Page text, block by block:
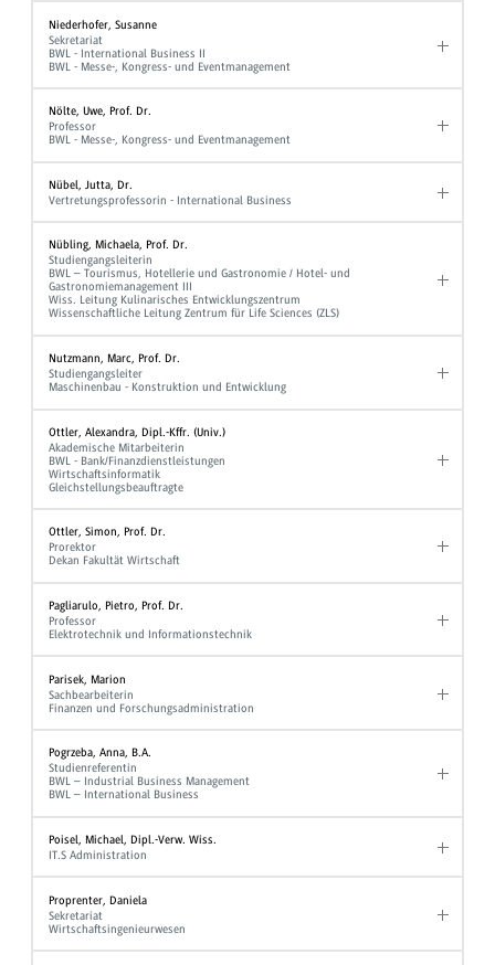
Niederhofer, Susanne
Sekretariat
BWL - International Business II
BWL - Messe-, Kongress- und Eventmanagement
Nölte, Uwe, Prof. Dr.
Professor
BWL - Messe-, Kongress- und Eventmanagement
Nübel, Jutta, Dr.
Vertretungsprofessorin - International Business
Nübling, Michaela, Prof. Dr.
Studiengangsleiterin
BWL – Tourismus, Hotellerie und Gastronomie / Hotel- und
Gastronomiemanagement III
Wiss. Leitung Kulinarisches Entwicklungszentrum
Wissenschaftliche Leitung Zentrum für Life Sciences (ZLS)
Nutzmann, Marc, Prof. Dr.
Studiengangsleiter
Maschinenbau - Konstruktion und Entwicklung
Ottler, Alexandra, Dipl.-Kffr. (Univ.)
Akademische Mitarbeiterin
BWL - Bank/Finanzdienstleistungen
Wirtschaftsinformatik
Gleichstellungsbeauftragte
Ottler, Simon, Prof. Dr.
Prorektor
Dekan Fakultät Wirtschaft
Pagliarulo, Pietro, Prof. Dr.
Professor
Elektrotechnik und Informationstechnik
Parisek, Marion
Sachbearbeiterin
Finanzen und Forschungsadministration
Pogrzeba, Anna, B.A.
Studienreferentin
BWL – Industrial Business Management
BWL – International Business
Poisel, Michael, Dipl.-Verw. Wiss.
IT.S Administration
Proprenter, Daniela
Sekretariat
Wirtschaftsingenieurwesen